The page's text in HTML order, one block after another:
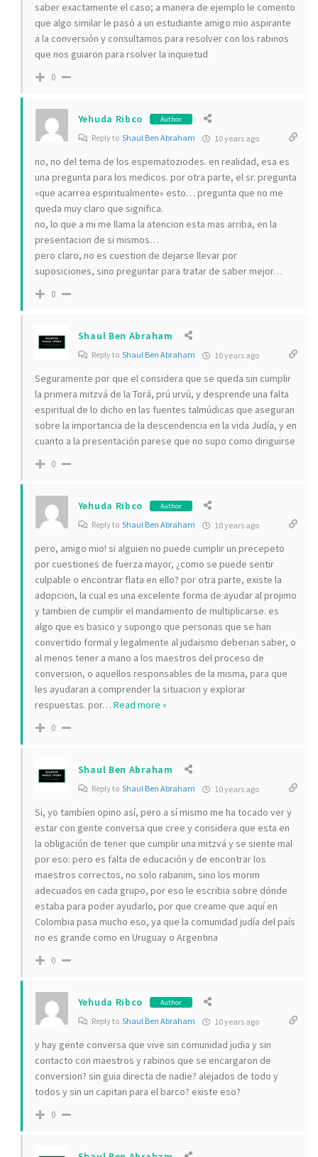
saber exactamente el caso; a manera de ejemplo le comento
que algo similar le pasó a un estudiante amigo mio aspirante
a la conversión y consultamos para resolver con los rabinos
que nos guiaron para rsolver la inquietud
0
Yehuda Ribco Author
Reply to Shaul Ben Abraham 10 years ago
no, no del tema de los espematoziodes. en realidad, esa es
una pregunta para los medicos. por otra parte, el sr. pregunta
«que acarrea espiritualmente» esto… pregunta que no me
queda muy claro que significa.
no, lo que a mi me llama la atencion esta mas arriba, en la
presentacion de si mismos…
pero claro, no es cuestion de dejarse llevar por
suposiciones, sino preguntar para tratar de saber mejor…
0
Shaul Ben Abraham
Reply to Shaul Ben Abraham 10 years ago
Seguramente por que el considera que se queda sin cumplir
la primera mitzvá de la Torá, prú urvú, y desprende una falta
espiritual de lo dicho en las fuentes talmúdicas que aseguran
sobre la importancia de la descendencia en la vida Judía, y en
cuanto a la presentación parese que no supo como diriguirse
0
Yehuda Ribco Author
Reply to Shaul Ben Abraham 10 years ago
pero, amigo mio! si alguien no puede cumplir un precepeto
por cuestiones de fuerza mayor, ¿como se puede sentir
culpable o encontrar flata en ello? por otra parte, existe la
adopcion, la cual es una excelente forma de ayudar al projimo
y tambien de cumplir el mandamiento de multiplicarse. es
algo que es basico y supongo que personas que se han
convertido formal y legalmente al judaismo deberian saber, o
al menos tener a mano a los maestros del proceso de
conversion, o aquellos responsables de la misma, para que
les ayudaran a comprender la situacion y explorar
respuestas. por… Read more »
0
Shaul Ben Abraham
Reply to Shaul Ben Abraham 10 years ago
Si, yo tambíen opino así, pero a sí mismo me ha tocado ver y
estar con gente conversa que cree y considera que esta en
la obligación de tener que cumplir una mitzvá y se siente mal
por eso: pero es falta de educación y de encontrar los
maestros correctos, no solo rabanim, sino los morim
adecuados en cada grupo, por eso le escribia sobre dónde
estaba para poder ayudarlo, por que creame que aquí en
Colombia pasa mucho eso, ya que la comunidad judía del país
no es grande como en Uruguay o Argentina
0
Yehuda Ribco Author
Reply to Shaul Ben Abraham 10 years ago
y hay gente conversa que vive sin comunidad judia y sin
contacto con maestros y rabinos que se encargaron de
conversion? sin guia directa de nadie? alejados de todo y
todos y sin un capitan para el barco? existe eso?
0